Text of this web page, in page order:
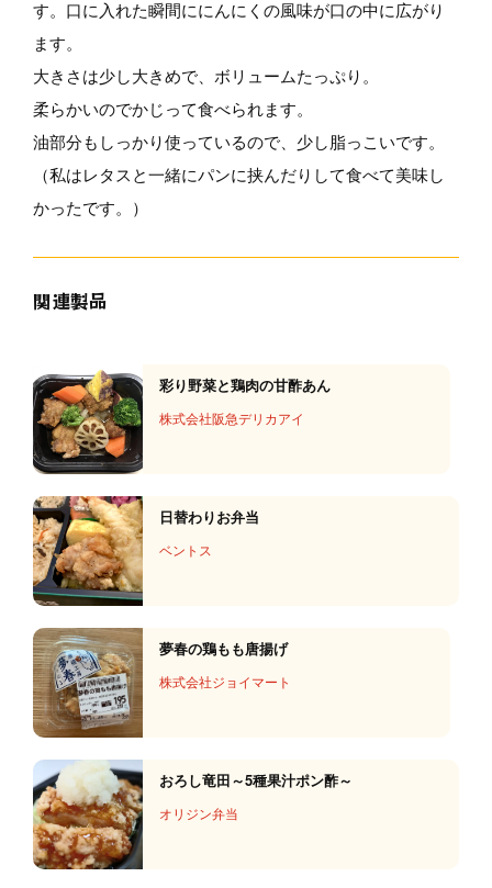
す。口に入れた瞬間ににんにくの風味が口の中に広がり
ます。
大きさは少し大きめで、ボリュームたっぷり。
柔らかいのでかじって食べられます。
油部分もしっかり使っているので、少し脂っこいです。
（私はレタスと一緒にパンに挟んだりして食べて美味し
かったです。）
関連製品
彩り野菜と鶏肉の甘酢あん
株式会社阪急デリカアイ
日替わりお弁当
ベントス
夢春の鶏もも唐揚げ
株式会社ジョイマート
おろし竜田～5種果汁ポン酢～
オリジン弁当